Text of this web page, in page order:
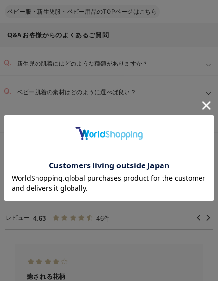
ベビー服・新生児服・ベビー用品のTOPページはこちら
Q&Aお客様からのよくあるご質問
新生児の肌着にはどのような種類がありますか？
ベビー肌着の素材はどのように選べば良い？
お気に入り商品を確認する
REVIEW
コンビ肌着・新生児/ベビー肌着 妊娠初期
の高評価レビュー
レビュー 4.63 46件
癒される花柄